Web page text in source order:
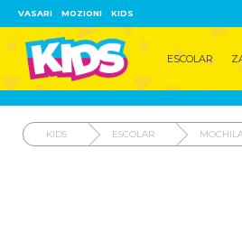
VASARI MOZIONI KIDS
ESCOLAR
KIDS ESCOLAR